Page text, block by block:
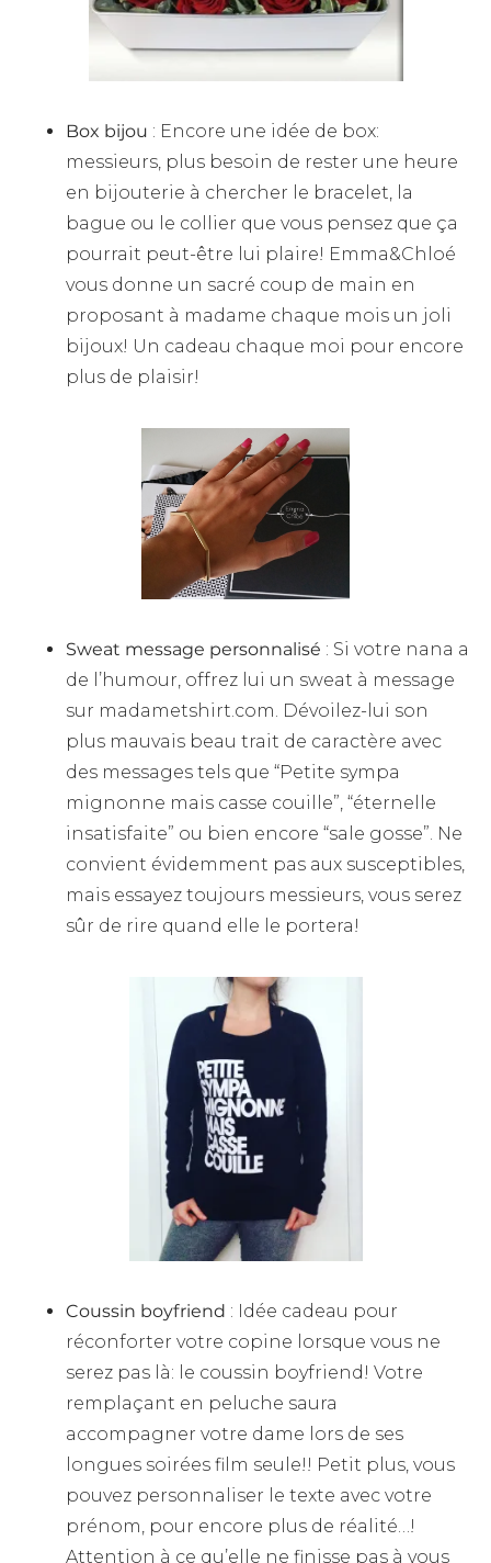
Box bijou : Encore une idée de box:
messieurs, plus besoin de rester une heure
en bijouterie à chercher le bracelet, la
bague ou le collier que vous pensez que ça
pourrait peut-être lui plaire! Emma&Chloé
vous donne un sacré coup de main en
proposant à madame chaque mois un joli
bijoux! Un cadeau chaque moi pour encore
plus de plaisir!
Sweat message personnalisé : Si votre nana a
de l’humour, offrez lui un sweat à message
sur madametshirt.com. Dévoilez-lui son
plus mauvais beau trait de caractère avec
des messages tels que “Petite sympa
mignonne mais casse couille”, “éternelle
insatisfaite” ou bien encore “sale gosse”. Ne
convient évidemment pas aux susceptibles,
mais essayez toujours messieurs, vous serez
sûr de rire quand elle le portera!
Coussin boyfriend : Idée cadeau pour
réconforter votre copine lorsque vous ne
serez pas là: le coussin boyfriend! Votre
remplaçant en peluche saura
accompagner votre dame lors de ses
longues soirées film seule!! Petit plus, vous
pouvez personnaliser le texte avec votre
prénom, pour encore plus de réalité…!
Attention à ce qu’elle ne finisse pas à vous